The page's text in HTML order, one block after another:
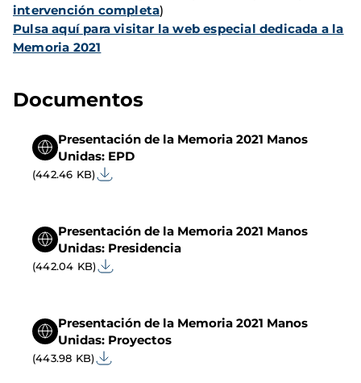
intervención completa)
Pulsa aquí para visitar la web especial dedicada a la
Memoria 2021
Documentos
Presentación de la Memoria 2021 Manos
Unidas: EPD
(442.46 KB)
Presentación de la Memoria 2021 Manos
Unidas: Presidencia
(442.04 KB)
Presentación de la Memoria 2021 Manos
Unidas: Proyectos
(443.98 KB)